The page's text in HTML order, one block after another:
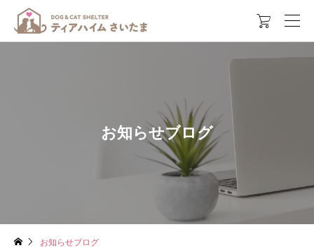

お知らせブログ
お知らせブログ